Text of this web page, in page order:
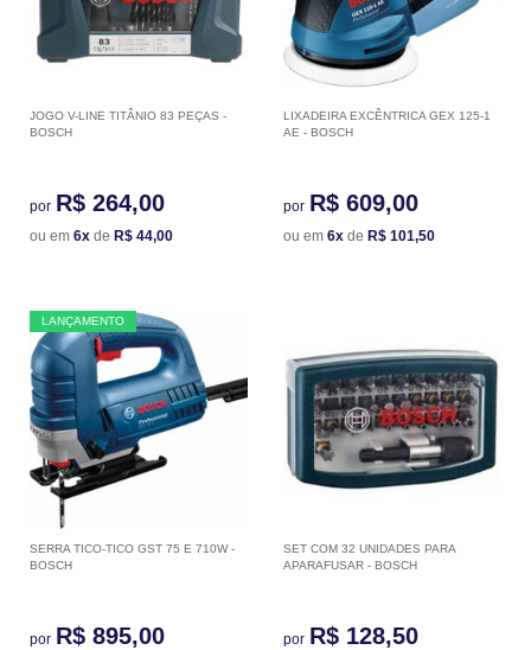
JOGO V-LINE TITÂNIO 83 PEÇAS -
BOSCH
por R$ 264,00
ou em 6x de R$ 44,00
LIXADEIRA EXCÊNTRICA GEX 125-1
AE - BOSCH
por R$ 609,00
ou em 6x de R$ 101,50
LANÇAMENTO
SERRA TICO-TICO GST 75 E 710W -
BOSCH
por R$ 895,00
SET COM 32 UNIDADES PARA
APARAFUSAR - BOSCH
por R$ 128,50